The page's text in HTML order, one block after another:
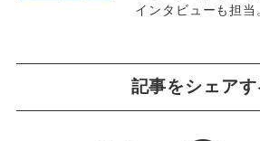
インタビューも担当
記事をシェアす